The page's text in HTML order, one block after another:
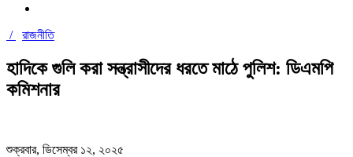
/ রাজনীতি
হাদিকে গুলি করা সন্ত্রাসীদের ধরতে মাঠে পুলিশ: ডিএমপি
কমিশনার
শুক্রবার, ডিসেম্বর ১২, ২০২৫